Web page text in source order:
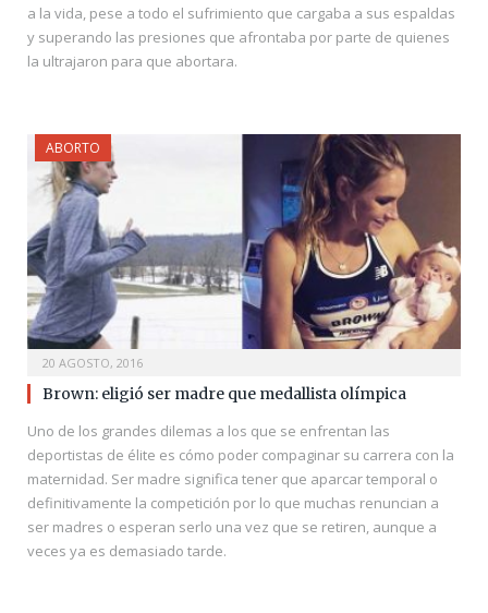
a la vida, pese a todo el sufrimiento que cargaba a sus espaldas
y superando las presiones que afrontaba por parte de quienes
la ultrajaron para que abortara.
ABORTO
20 AGOSTO, 2016
Brown: eligió ser madre que medallista olímpica
Uno de los grandes dilemas a los que se enfrentan las
deportistas de élite es cómo poder compaginar su carrera con la
maternidad. Ser madre significa tener que aparcar temporal o
definitivamente la competición por lo que muchas renuncian a
ser madres o esperan serlo una vez que se retiren, aunque a
veces ya es demasiado tarde.